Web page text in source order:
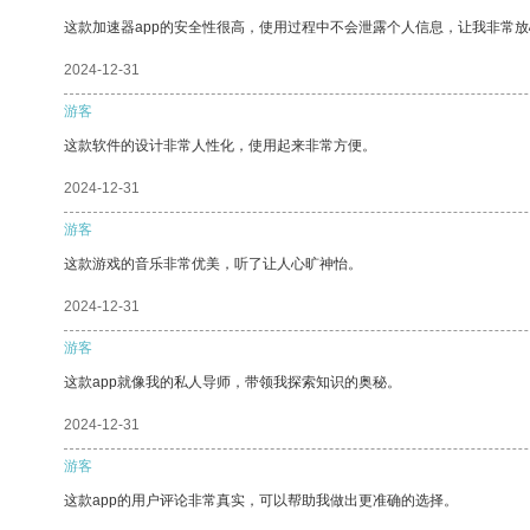
这款加速器app的安全性很高，使用过程中不会泄露个人信息，让我非常
2024-12-31
游客
这款软件的设计非常人性化，使用起来非常方便。
2024-12-31
游客
这款游戏的音乐非常优美，听了让人心旷神怡。
2024-12-31
游客
这款app就像我的私人导师，带领我探索知识的奥秘。
2024-12-31
游客
这款app的用户评论非常真实，可以帮助我做出更准确的选择。